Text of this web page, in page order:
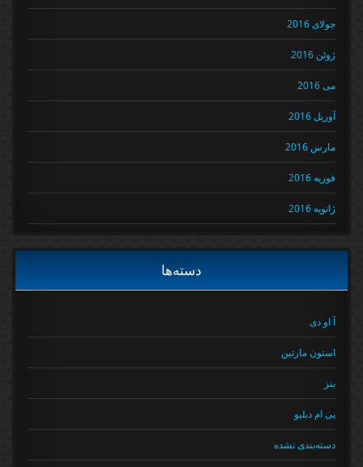
جولای 2016
ژوئن 2016
می 2016
آوریل 2016
مارس 2016
فوریه 2016
ژانویه 2016
دسته‌ها
آ او دی
استون مارتین
بی ام دبلیو
دسته‌بندی نشده